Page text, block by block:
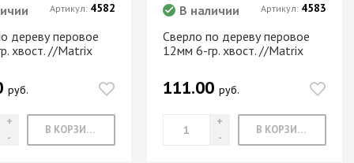
дереву перовое
хвост. //Matrix
руб.
В КОРЗИНУ
Артикул: 4582
Сверло по дереву перовое
12мм 6-гр. хвост. //Matrix
В наличии
111.00руб.
В КОРЗИНУ
Артикул: 4583